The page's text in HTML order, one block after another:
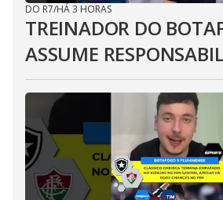
DO R7/HÁ 3 HORAS
TREINADOR DO
ASSUME